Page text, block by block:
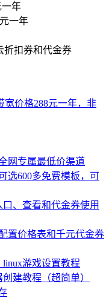
一年
一年
折扣券和代金券
宽价格288元一年，非
网专属最低价渠道
选600多免费模板，可
、查看和代金券使用
置价格表和千元代金券
游戏设置教程
建教程（超简单）